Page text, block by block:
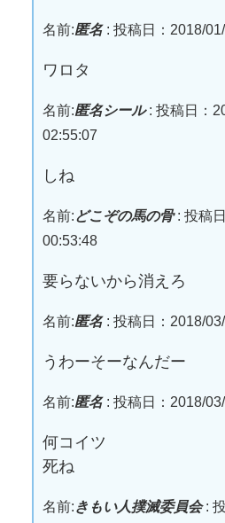
名前:匿名: 投稿日：2018/
ワロタ
名前:匿名シール: 投稿日：
02:55:07
しね
名前:どこぞの馬の骨: 投稿
00:53:48
要らないから消えろ
名前:匿名: 投稿日：2018/
うわーそーなんだー
名前:匿名: 投稿日：2018/
何コイツ
死ね
名前:きもい人撲滅委員会: